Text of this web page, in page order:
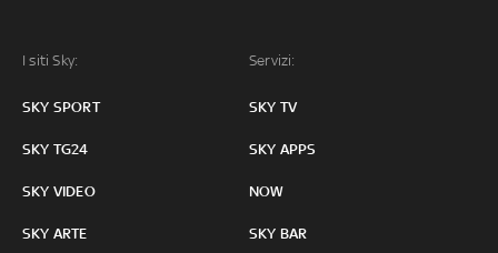
I siti Sky:
SKY SPORT
SKY TG24
SKY VIDEO
SKY ARTE
Servizi:
SKY TV
SKY APPS
NOW
SKY BAR